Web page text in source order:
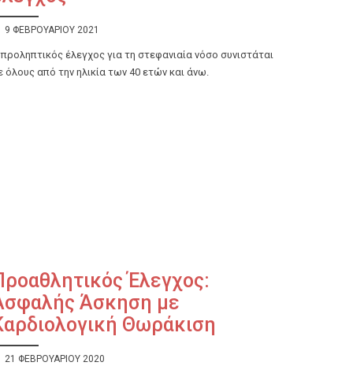
9 ΦΕΒΡΟΥΑΡΊΟΥ 2021
έλεγχος για τη στεφανιαία νόσο συνιστάται
όλους από την ηλικία των 40 ετών και άνω.
Έλεγχος:
Άσκηση με
Θωράκιση
21 ΦΕΒΡΟΥΑΡΊΟΥ 2020